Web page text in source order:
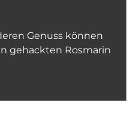
Genuss können
gehackten Rosmarin